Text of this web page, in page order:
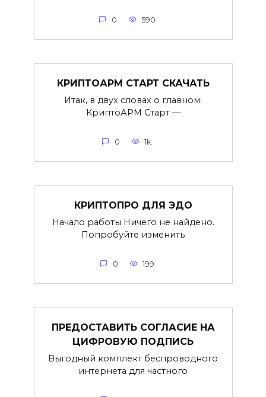
0 590
КРИПТОАРМ СТАРТ СКАЧАТЬ
Итак, в двух словах о главном:
КриптоАРМ Старт —
0 1k.
КРИПТОПРО ДЛЯ ЭДО
Начало работы Ничего не найдено.
Попробуйте изменить
0 199
ПРЕДОСТАВИТЬ СОГЛАСИЕ НА
ЦИФРОВУЮ ПОДПИСЬ
Выгодный комплект беспроводного
интернета для частного